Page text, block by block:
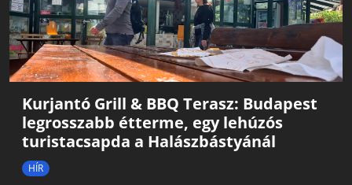
Kurjantó Grill & BBQ Terasz: Budapest
legrosszabb étterme, egy lehúzós
turistacsapda a Halászbástyánál
HÍR